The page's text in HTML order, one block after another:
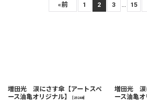
«前 1 2 3 ... 15
増田光 涙にさす傘【アートスペ
ース油亀オリジナル】
[25248]
増田光 涙
ース油亀オ